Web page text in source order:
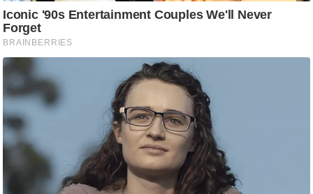
फ
स्टा
इ
ल
टे
क्नॉ
लॉ
जी
ब्यू